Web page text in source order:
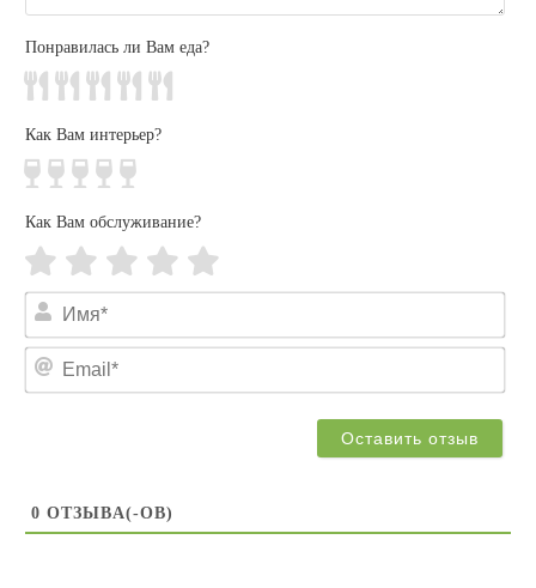
Понравилась ли Вам еда?
Как Вам интерьер?
Как Вам обслуживание?
0 ОТЗЫВA(-ОВ)